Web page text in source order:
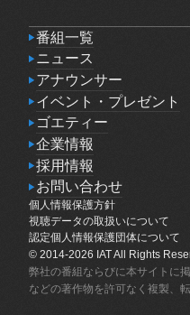
番組一覧
番組一覧
ニュース
ニュース
アナウンサー
アナウンサー
イベント・プレゼント
イベント・プレゼント
ゴエティー
ゴエティー
企業情報
企業情報
採用情報
採用情報
お問い合わせ
お問い合わせ
個人情報保護方針
個人情報保護方針
視聴データの取扱いについて
視聴データの取扱いについて
認定個人情報保護団体について
認定個人情報保護団体について
© 2014-2026 IAT All Rights
弊社の番組ならびに本サイトに
などの著作物を許可なく複製、